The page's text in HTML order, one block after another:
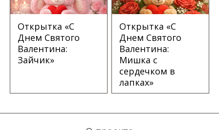
Открытка «С
Днем Святого
Валентина:
Зайчик»
Открытка «С
Днем Святого
Валентина:
Мишка с
сердечком в
лапках»